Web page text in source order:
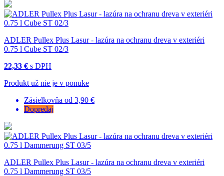
ADLER Pullex Plus Lasur - lazúra na ochranu dreva v exteriéri
0.75 l Cube ST 02/3
22,33 € s DPH
Produkt už nie je v ponuke
Zásielkovňa od 3,90 €
Dopredaj
ADLER Pullex Plus Lasur - lazúra na ochranu dreva v exteriéri
0.75 l Dammerung ST 03/5